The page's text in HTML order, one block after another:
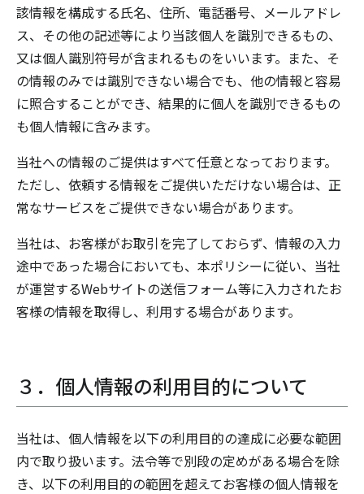
該情報を構成する氏名、住所、電話番号、メールアドレ
ス、その他の記述等により当該個人を識別できるもの、
又は個人識別符号が含まれるものをいいます。また、そ
の情報のみでは識別できない場合でも、他の情報と容易
に照合することができ、結果的に個人を識別できるもの
も個人情報に含みます。
当社への情報のご提供はすべて任意となっております。
ただし、依頼する情報をご提供いただけない場合は、正
常なサービスをご提供できない場合があります。
当社は、お客様がお取引を完了しておらず、情報の入力
途中であった場合においても、本ポリシーに従い、当社
が運営するWebサイトの送信フォーム等に入力されたお
客様の情報を取得し、利用する場合があります。
３．個人情報の利用目的について
当社は、個人情報を以下の利用目的の達成に必要な範囲
内で取り扱います。法令等で別段の定めがある場合を除
き、以下の利用目的の範囲を超えてお客様の個人情報を